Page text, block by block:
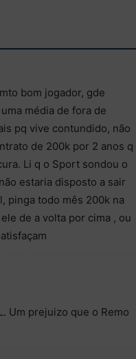
bom jogador, gde
média de fora de
pq vive contundido, não
de 200k por 2 anos q
Li q o Sport sondou o
estaria disposto a sair
pinga todo mês 200k na
de a volta por cima , ou
Um prejuizo que o Remo